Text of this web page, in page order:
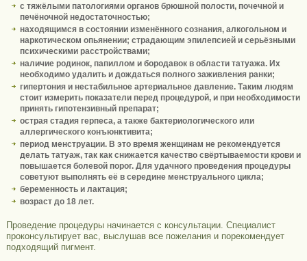
с тяжёлыми патологиями органов брюшной полости, почечной и
печёночной недостаточностью;
находящимся в состоянии изменённого сознания, алкогольном и
наркотическом опьянении; страдающим эпилепсией и серьёзными
психическими расстройствами;
наличие родинок, папиллом и бородавок в области татуажа. Их
необходимо удалить и дождаться полного заживления ранки;
гипертония и нестабильное артериальное давление. Таким людям
стоит измерить показатели перед процедурой, и при необходимости
принять гипотензивный препарат;
острая стадия герпеса, а также бактериологического или
аллергического конъюнктивита;
период менструации. В это время женщинам не рекомендуется
делать татуаж, так как снижается качество свёртываемости крови и
повышается болевой порог. Для удачного проведения процедуры
советуют выполнять её в середине менструального цикла;
беременность и лактация;
возраст до 18 лет.
Проведение процедуры начинается с консультации. Специалист
проконсультирует вас, выслушав все пожелания и порекомендует
подходящий пигмент.